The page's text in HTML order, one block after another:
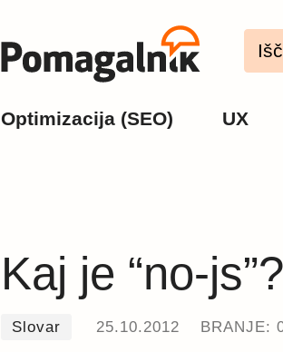
Optimizacija (SEO) UX
Kaj je “no-js”?
Slovar 25.10.2012 BRANJE: